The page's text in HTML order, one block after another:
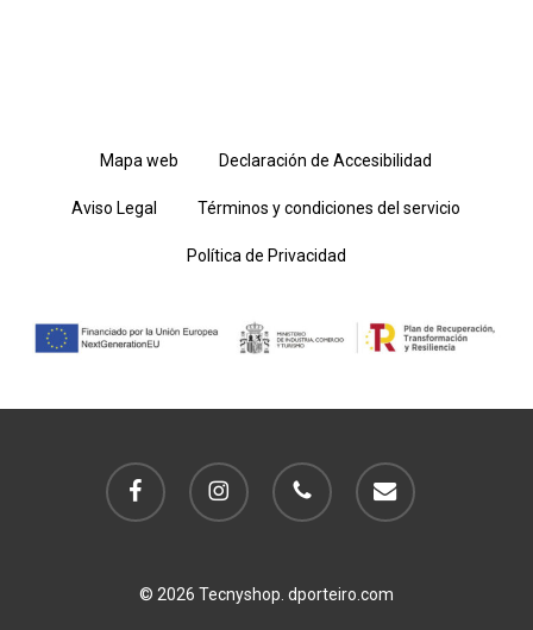
Mapa web Declaración de Accesibilidad
Aviso Legal Términos y condiciones del servicio
Política de Privacidad
facebook instagram phone email
© 2026 Tecnyshop. dporteiro.com